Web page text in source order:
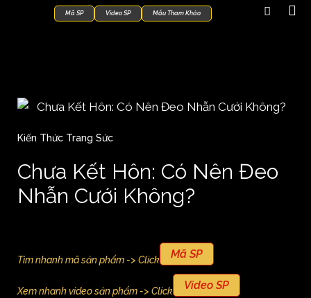
Mã SP Video SP Mẫu Tham Khảo
Kiến Thức Trang Sức
Chưa Kết Hôn: Có Nên Đeo
Nhẫn Cưới Không?
Tìm nhanh mã sản phẩm -> Click Mã SP
Xem nhanh video sản phẩm -> Click Video SP